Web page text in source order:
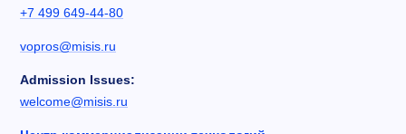
+7 499 649-44-80
vopros@misis.ru
Admission Issues:
welcome@misis.ru